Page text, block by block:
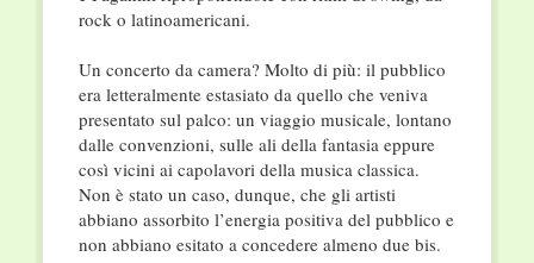
rock o latinoamericani.
Un concerto da camera? Molto di più: il pubblico
era letteralmente estasiato da quello che veniva
presentato sul palco: un viaggio musicale, lontano
dalle convenzioni, sulle ali della fantasia eppure
così vicini ai capolavori della musica classica.
Non è stato un caso, dunque, che gli artisti
abbiano assorbito l’energia positiva del pubblico e
non abbiano esitato a concedere almeno due bis.